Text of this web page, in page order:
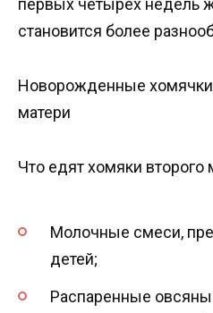
первых четырех недель
становится более
Новорожденные
матери
Что едят хомяки второго
Молочные смеси,
детей;
Распаренные